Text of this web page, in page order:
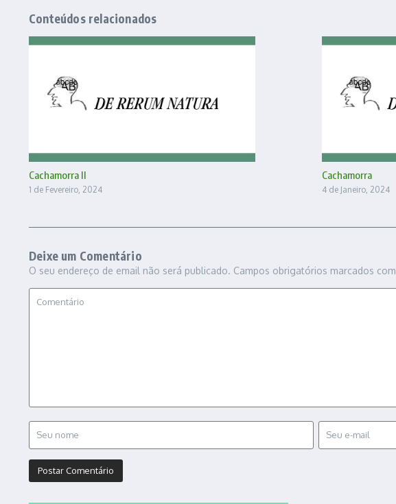
Conteúdos relacionados
Cachamorra II
1 de Fevereiro, 2024
Cachamorra
4 de Janeiro, 2024
Deixe um Comentário
O seu endereço de email não será publicado. Campos obrigatórios marcados com